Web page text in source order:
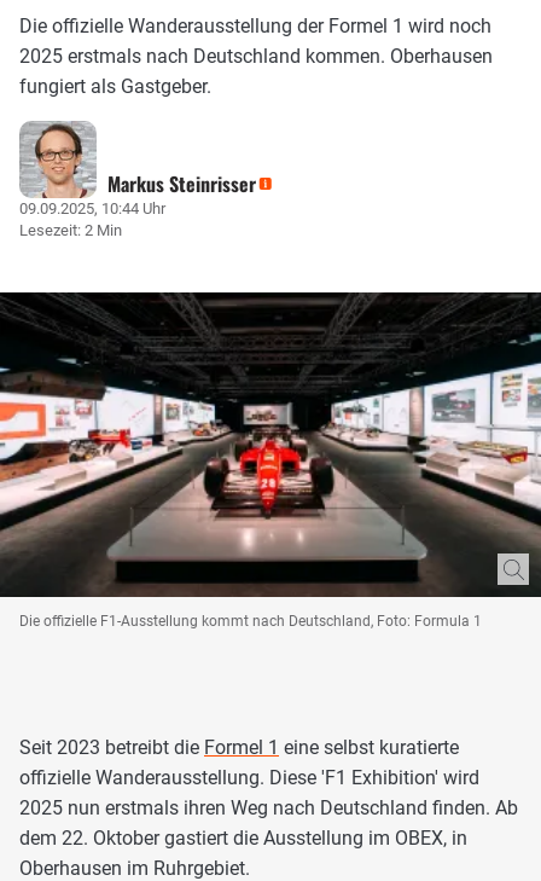
Die offizielle Wanderausstellung der Formel 1 wird noch
2025 erstmals nach Deutschland kommen. Oberhausen
fungiert als Gastgeber.
Markus Steinrisser
09.09.2025, 10:44 Uhr
Lesezeit: 2 Min
Die offizielle F1-Ausstellung kommt nach Deutschland, Foto: Formula 1
Seit 2023 betreibt die Formel 1 eine selbst kuratierte
offizielle Wanderausstellung. Diese 'F1 Exhibition' wird
2025 nun erstmals ihren Weg nach Deutschland finden. Ab
dem 22. Oktober gastiert die Ausstellung im OBEX, in
Oberhausen im Ruhrgebiet.